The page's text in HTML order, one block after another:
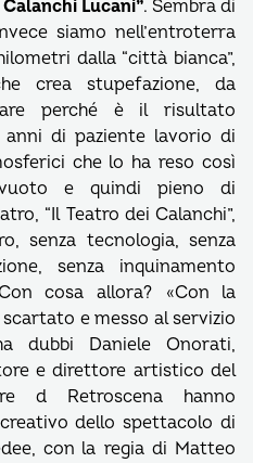
Calanchi Lucani”. Sembra di
siamo nell’entroterra
dalla “città bianca”,
crea stupefazione, da
perché è il risultato
di paziente lavorio di
che lo ha reso così
e quindi pieno di
“Il Teatro dei Calanchi”,
senza tecnologia, senza
senza inquinamento
cosa allora? «Con la
e messo al servizio
dubbi Daniele Onorati,
e direttore artistico del
d Retroscena hanno
dello spettacolo di
con la regia di Matteo